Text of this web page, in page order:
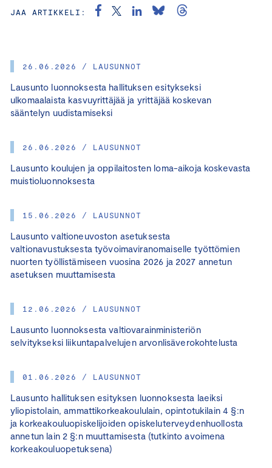
26.06.2026 / LAUSUNNOT
Lausunto luonnoksesta hallituksen esitykseksi
ulkomaalaista kasvuyrittäjää ja yrittäjää koskevan
sääntelyn uudistamiseksi
26.06.2026 / LAUSUNNOT
Lausunto koulujen ja oppilaitosten loma-aikoja koskevasta
muistioluonnoksesta
15.06.2026 / LAUSUNNOT
Lausunto valtioneuvoston asetuksesta
valtionavustuksesta työvoimaviranomaiselle työttömien
nuorten työllistämiseen vuosina 2026 ja 2027 annetun
asetuksen muuttamisesta
12.06.2026 / LAUSUNNOT
Lausunto luonnoksesta valtiovarainministeriön
selvitykseksi liikuntapalvelujen arvonlisäverokohtelusta
01.06.2026 / LAUSUNNOT
Lausunto hallituksen esityksen luonnoksesta laeiksi
yliopistolain, ammattikorkeakoululain, opintotukilain 4 §:n
ja korkeakouluopiskelijoiden opiskeluterveydenhuollosta
annetun lain 2 §:n muuttamisesta (tutkinto avoimena
korkeakouluopetuksena)
JAA ARTIKKELI: